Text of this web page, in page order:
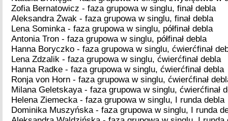
Zofia Bernatowicz - faza grupowa w singlu, finał debla
Aleksandra Żwak - faza grupowa w singlu, finał debla
Lena Sominka - faza grupowa w singlu, półfinał debla
Antonia Tron - faza grupowa w singlu, półfinał debla
Hanna Boryczko - faza grupowa w singlu, ćwierćfinał
Lena Zdzalik - faza grupowa w singlu, ćwierćfinał debla
Hanna Radke - faza grupowa w singlu, ćwierćfinał debla
Ronja von Horn - faza grupowa w singlu, ćwierćfinał
Milana Geletskaya - faza grupowa w singlu, ćwierćfinał
Helena Ziemecka - faza grupowa w singlu, I runda debla
Dominika Muszyńska - faza grupowa w singlu, I runda